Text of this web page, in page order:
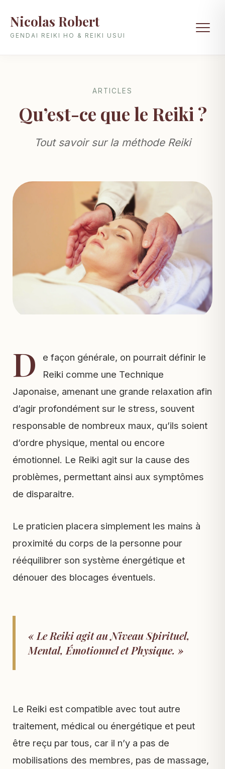
Nicolas Robert
GENDAI REIKI HO & REIKI USUI
ARTICLES
Qu’est-ce que le Reiki ?
Tout savoir sur la méthode Reiki
D
e façon générale, on pourrait définir le
Reiki comme une Technique
Japonaise, amenant une grande relaxation afin
d’agir profondément sur le stress, souvent
responsable de nombreux maux, qu’ils soient
d’ordre physique, mental ou encore
émotionnel. Le Reiki agit sur la cause des
problèmes, permettant ainsi aux symptômes
de disparaitre.
Le praticien placera simplement les mains à
proximité du corps de la personne pour
rééquilibrer son système énergétique et
dénouer des blocages éventuels.
« Le Reiki agit au Niveau Spirituel,
Mental, Émotionnel et Physique. »
Le Reiki est compatible avec tout autre
traitement, médical ou énergétique et peut
être reçu par tous, car il n’y a pas de
mobilisations des membres, pas de massage,